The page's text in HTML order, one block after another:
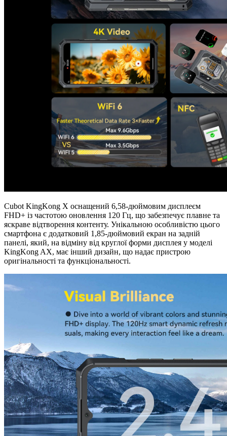
Cubot KingKong X оснащений 6,58-дюймовим дисплеєм
FHD+ із частотою оновлення 120 Гц, що забезпечує плавне та
яскраве відтворення контенту. Унікальною особливістю цього
смартфона є додатковий 1,85-дюймовий екран на задній
панелі, який, на відміну від круглої форми дисплея у моделі
KingKong AX, має інший дизайн, що надає пристрою
оригінальності та функціональності.